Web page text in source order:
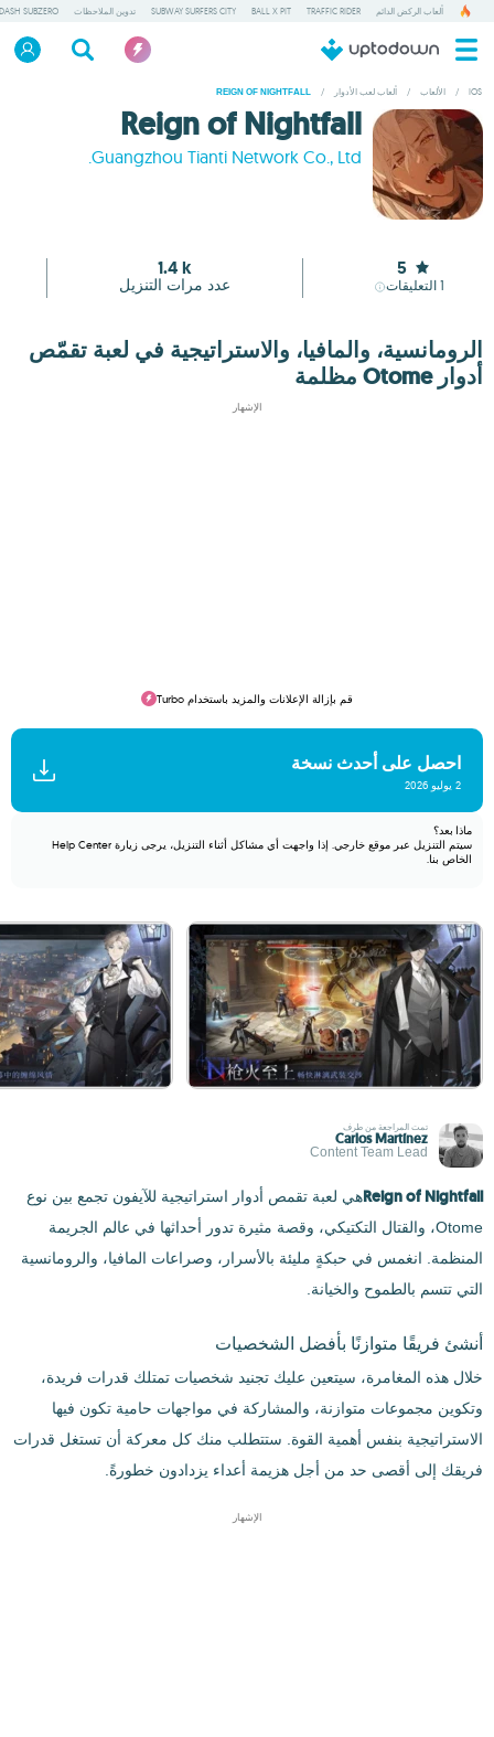
ألعاب الركض الدائم TRAFFIC RIDER
BALL X PIT
SUBWAY SURFERS CITY تدوين الملاحظات SUBZERO
IOS
/ الألعاب / ألعاب لعب الأدوار /
REIGN OF NIGHTFALL
Reign of Nightfall
Guangzhou Tianti Network Co., Ltd.
5
1 التعليقات
1.4 k
عدد مرات التنزيل
الرومانسية، والمافيا، والاستراتيجية في لعبة تقمّص
أدوار Otome مظلمة
الإشهار
قم بإزالة الإعلانات والمزيد باستخدام Turbo
احصل على أحدث نسخة
2 يوليو 2026
ماذا بعد؟
سيتم التنزيل عبر موقع خارجي. إذا واجهت أي مشاكل أثناء التنزيل، يرجى زيارة Help Center
الخاص بنا.
تمت المراجعة من طرف
Carlos Martínez
Content Team Lead
Reign of Nightfallهي لعبة تقمص أدوار استراتيجية للآيفون تجمع بين نوع
Otome، والقتال التكتيكي، وقصة مثيرة تدور أحداثها في عالم الجريمة
المنظمة. انغمس في حبكةٍ مليئة بالأسرار، وصراعات المافيا، والرومانسية
التي تتسم بالطموح والخيانة.
أنشئ فريقًا متوازنًا بأفضل الشخصيات
خلال هذه المغامرة، سيتعين عليك تجنيد شخصيات تمتلك قدرات فريدة،
وتكوين مجموعات متوازنة، والمشاركة في مواجهات حامية تكون فيها
الاستراتيجية بنفس أهمية القوة. ستتطلب منك كل معركة أن تستغل قدرات
فريقك إلى أقصى حد من أجل هزيمة أعداء يزدادون خطورةً.
الإشهار